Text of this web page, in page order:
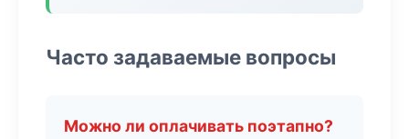
Часто задаваемые вопросы
Можно ли оплачивать поэтапно?